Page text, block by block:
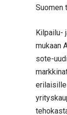
Suomen
Kilpailu-
mukaan
sote-